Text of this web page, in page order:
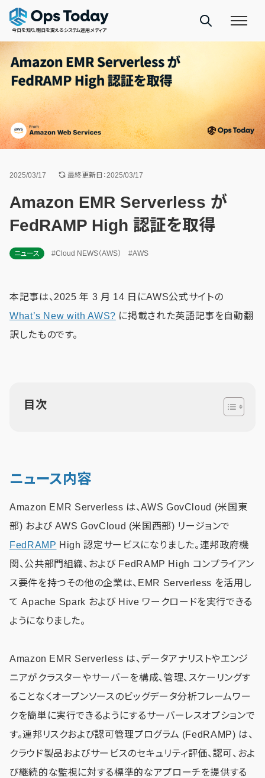
今日を知り、明日を変えるシステム運用メディア
2025/03/17 最終更新日：2025/03/17
Amazon EMR Serverless が
FedRAMP High 認証を取得
ニュース #Cloud NEWS（AWS） #AWS
本記事は、2025 年 3 月 14 日にAWS公式サイトの
What’s New with AWS? に掲載された英語記事を自動翻
訳したものです。
目次
ニュース内容
Amazon EMR Serverless は、AWS GovCloud (米国東
部) および AWS GovCloud (米国西部) リージョンで
FedRAMP High 認定サービスになりました。連邦政府機
関、公共部門組織、および FedRAMP High コンプライアン
ス要件を持つその他の企業は、EMR Serverless を活用し
て Apache Spark および Hive ワークロードを実行できる
ようになりました。
Amazon EMR Serverless は、データアナリストやエンジ
ニアがクラスターやサーバーを構成、管理、スケーリングす
ることなくオープンソースのビッグデータ分析フレームワー
クを簡単に実行できるようにするサーバーレスオプションで
す。連邦リスクおよび認可管理プログラム (FedRAMP) は、
クラウド製品およびサービスのセキュリティ評価、認可、およ
び継続的な監視に対する標準的なアプローチを提供する